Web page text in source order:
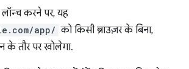
करने पर, यह
app/ को किसी ब्राउज़र के बिना,
के तौर पर खोलेगा.